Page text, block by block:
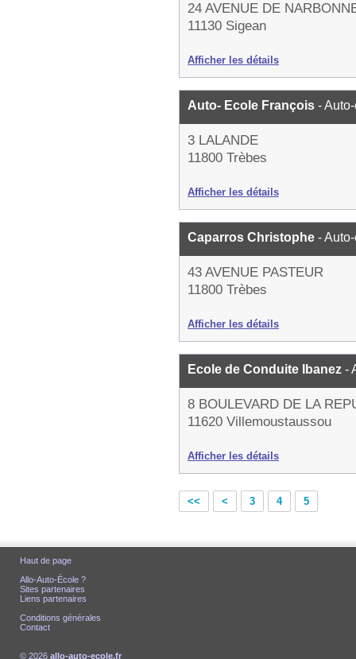
24 AVENUE DE
11130 Sigean
Afficher les détails
Auto- Ecole François -
3 LALANDE
11800 Trèbes
Afficher les détails
Caparros Christophe -
43 AVENUE PASTEUR
11800 Trèbes
Afficher les détails
Ecole de Conduite Ibanez -
8 BOULEVARD DE LA
11620 Villemoustaussou
Afficher les détails
<< < 3 4 5
Haut de page
Allo-Auto-École ?
Sites partenaires
Liens partenaires
Conditions générales
Contact
© 2026 allo-auto-ecole.fr